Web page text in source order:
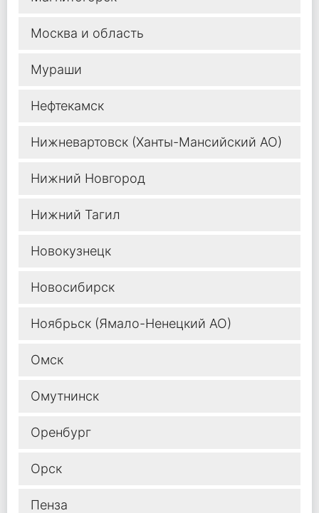
Москва и область
Мураши
Нефтекамск
Нижневартовск (Ханты-Мансийский АО)
Нижний Новгород
Нижний Тагил
Новокузнецк
Новосибирск
Ноябрьск (Ямало-Ненецкий АО)
Омск
Омутнинск
Оренбург
Орск
Пенза